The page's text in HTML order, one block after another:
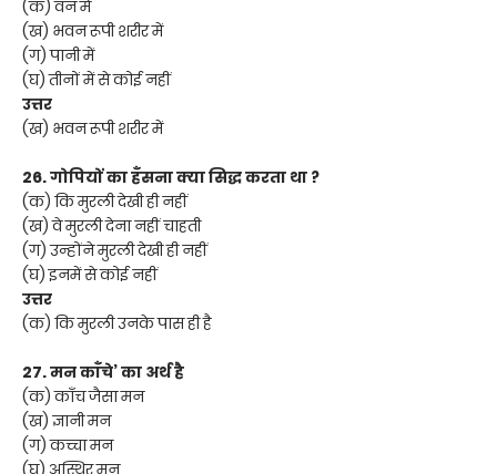
(क) वन में
(ख) भवन रूपी शरीर में
(ग) पानी में
(घ) तीनों में से कोई नहीं
उत्तर
(ख) भवन रूपी शरीर में
26. गोपियों का हँसना क्या सिद्ध करता था ?
(क) कि मुरली देखी ही नहीं
(ख) वे मुरली देना नहीं चाहती
(ग) उन्होंने मुरली देखी ही नहीं
(घ) इनमें से कोई नहीं
उत्तर
(क) कि मुरली उनके पास ही है
27. मन काँचे’ का अर्थ है
(क) काँच जैसा मन
(ख) ज्ञानी मन
(ग) कच्चा मन
(घ) अस्थिर मन